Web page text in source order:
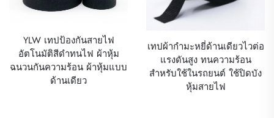
YLW เทปป้องกันสายไฟ
อัตโนมัติสีดำทนไฟ ผ้าหุ้ม
ฉนวนกันความร้อน ผ้าหุ้มแบบ
ด้านเดียว
เทปผ้ากำมะหยี่ด้านเดียวไวต่อ
แรงดันสูง ทนความร้อน
สำหรับใช้ในรถยนต์ ใช้ปิดบัง
หุ้มสายไฟ